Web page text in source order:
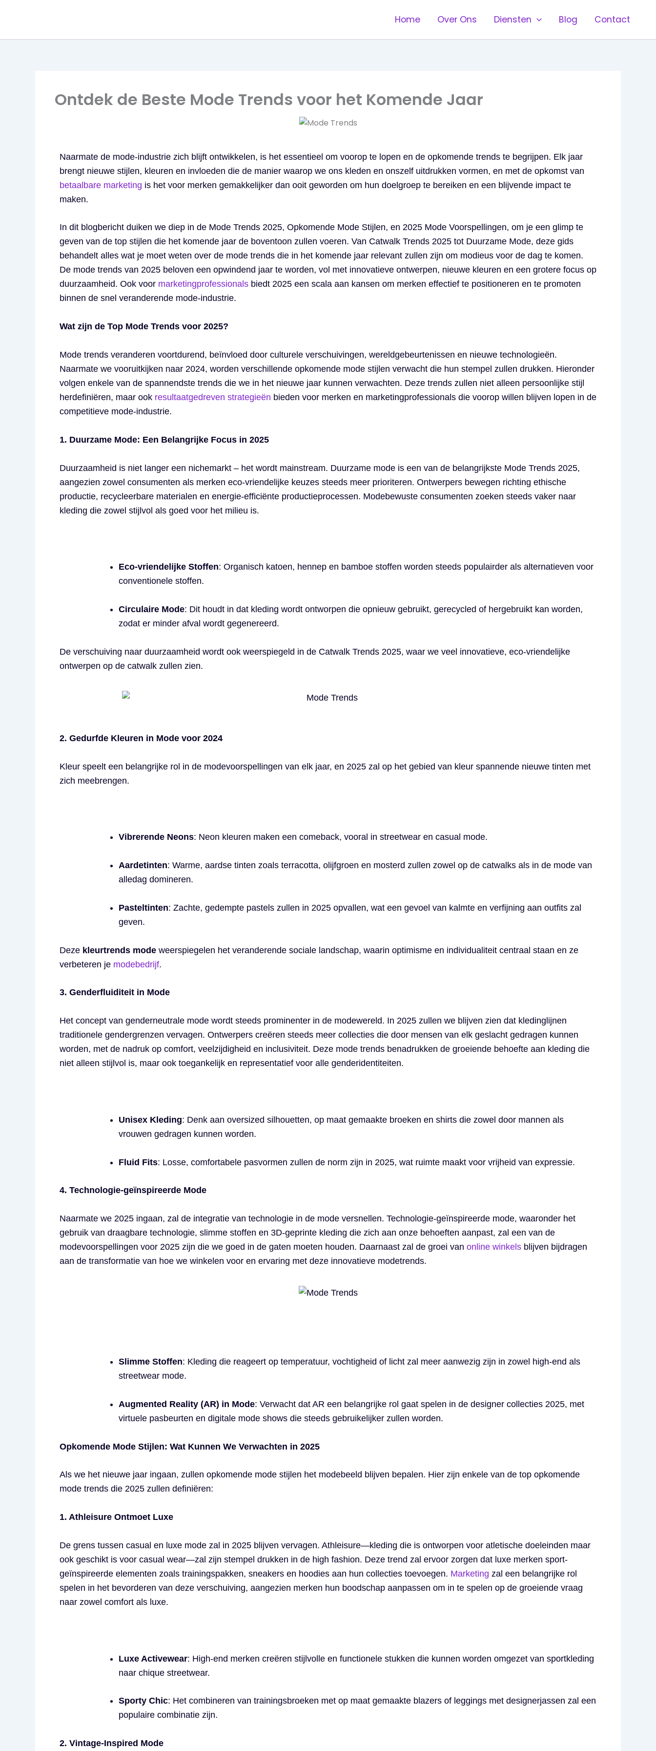
Home Over Ons Diensten Blog Contact
Ontdek de Beste Mode Trends voor het Komende Jaar
Naarmate de mode-industrie zich blijft ontwikkelen, is het essentieel om voorop te lopen en de opkomende trends te begrijpen. Elk jaar
brengt nieuwe stijlen, kleuren en invloeden die de manier waarop we ons kleden en onszelf uitdrukken vormen, en met de opkomst van
betaalbare marketing is het voor merken gemakkelijker dan ooit geworden om hun doelgroep te bereiken en een blijvende impact te
maken.
In dit blogbericht duiken we diep in de Mode Trends 2025, Opkomende Mode Stijlen, en 2025 Mode Voorspellingen, om je een glimp te
geven van de top stijlen die het komende jaar de boventoon zullen voeren. Van Catwalk Trends 2025 tot Duurzame Mode, deze gids
behandelt alles wat je moet weten over de mode trends die in het komende jaar relevant zullen zijn om modieus voor de dag te komen.
De mode trends van 2025 beloven een opwindend jaar te worden, vol met innovatieve ontwerpen, nieuwe kleuren en een grotere focus op
duurzaamheid. Ook voor marketingprofessionals biedt 2025 een scala aan kansen om merken effectief te positioneren en te promoten
binnen de snel veranderende mode-industrie.
Wat zijn de Top Mode Trends voor 2025?
Mode trends veranderen voortdurend, beïnvloed door culturele verschuivingen, wereldgebeurtenissen en nieuwe technologieën.
Naarmate we vooruitkijken naar 2024, worden verschillende opkomende mode stijlen verwacht die hun stempel zullen drukken. Hieronder
volgen enkele van de spannendste trends die we in het nieuwe jaar kunnen verwachten. Deze trends zullen niet alleen persoonlijke stijl
herdefiniëren, maar ook resultaatgedreven strategieën bieden voor merken en marketingprofessionals die voorop willen blijven lopen in de
competitieve mode-industrie.
1. Duurzame Mode: Een Belangrijke Focus in 2025
Duurzaamheid is niet langer een nichemarkt – het wordt mainstream. Duurzame mode is een van de belangrijkste Mode Trends 2025,
aangezien zowel consumenten als merken eco-vriendelijke keuzes steeds meer prioriteren. Ontwerpers bewegen richting ethische
productie, recycleerbare materialen en energie-efficiënte productieprocessen. Modebewuste consumenten zoeken steeds vaker naar
kleding die zowel stijlvol als goed voor het milieu is.
Eco-vriendelijke Stoffen: Organisch katoen, hennep en bamboe stoffen worden steeds populairder als alternatieven voor
conventionele stoffen.
Circulaire Mode: Dit houdt in dat kleding wordt ontworpen die opnieuw gebruikt, gerecycled of hergebruikt kan worden,
zodat er minder afval wordt gegenereerd.
De verschuiving naar duurzaamheid wordt ook weerspiegeld in de Catwalk Trends 2025, waar we veel innovatieve, eco-vriendelijke
ontwerpen op de catwalk zullen zien.
2. Gedurfde Kleuren in Mode voor 2024
Kleur speelt een belangrijke rol in de modevoorspellingen van elk jaar, en 2025 zal op het gebied van kleur spannende nieuwe tinten met
zich meebrengen.
Vibrerende Neons: Neon kleuren maken een comeback, vooral in streetwear en casual mode.
Aardetinten: Warme, aardse tinten zoals terracotta, olijfgroen en mosterd zullen zowel op de catwalks als in de mode van
alledag domineren.
Pasteltinten: Zachte, gedempte pastels zullen in 2025 opvallen, wat een gevoel van kalmte en verfijning aan outfits zal
geven.
Deze kleurtrends mode weerspiegelen het veranderende sociale landschap, waarin optimisme en individualiteit centraal staan en ze
verbeteren je modebedrijf.
3. Genderfluiditeit in Mode
Het concept van genderneutrale mode wordt steeds prominenter in de modewereld. In 2025 zullen we blijven zien dat kledinglijnen
traditionele gendergrenzen vervagen. Ontwerpers creëren steeds meer collecties die door mensen van elk geslacht gedragen kunnen
worden, met de nadruk op comfort, veelzijdigheid en inclusiviteit. Deze mode trends benadrukken de groeiende behoefte aan kleding die
niet alleen stijlvol is, maar ook toegankelijk en representatief voor alle genderidentiteiten.
Unisex Kleding: Denk aan oversized silhouetten, op maat gemaakte broeken en shirts die zowel door mannen als
vrouwen gedragen kunnen worden.
Fluid Fits: Losse, comfortabele pasvormen zullen de norm zijn in 2025, wat ruimte maakt voor vrijheid van expressie.
4. Technologie-geïnspireerde Mode
Naarmate we 2025 ingaan, zal de integratie van technologie in de mode versnellen. Technologie-geïnspireerde mode, waaronder het
gebruik van draagbare technologie, slimme stoffen en 3D-geprinte kleding die zich aan onze behoeften aanpast, zal een van de
modevoorspellingen voor 2025 zijn die we goed in de gaten moeten houden. Daarnaast zal de groei van online winkels blijven bijdragen
aan de transformatie van hoe we winkelen voor en ervaring met deze innovatieve modetrends.
Slimme Stoffen: Kleding die reageert op temperatuur, vochtigheid of licht zal meer aanwezig zijn in zowel high-end als
streetwear mode.
Augmented Reality (AR) in Mode: Verwacht dat AR een belangrijke rol gaat spelen in de designer collecties 2025, met
virtuele pasbeurten en digitale mode shows die steeds gebruikelijker zullen worden.
Opkomende Mode Stijlen: Wat Kunnen We Verwachten in 2025
Als we het nieuwe jaar ingaan, zullen opkomende mode stijlen het modebeeld blijven bepalen. Hier zijn enkele van de top opkomende
mode trends die 2025 zullen definiëren:
1. Athleisure Ontmoet Luxe
De grens tussen casual en luxe mode zal in 2025 blijven vervagen. Athleisure—kleding die is ontworpen voor atletische doeleinden maar
ook geschikt is voor casual wear—zal zijn stempel drukken in de high fashion. Deze trend zal ervoor zorgen dat luxe merken sport-
geïnspireerde elementen zoals trainingspakken, sneakers en hoodies aan hun collecties toevoegen. Marketing zal een belangrijke rol
spelen in het bevorderen van deze verschuiving, aangezien merken hun boodschap aanpassen om in te spelen op de groeiende vraag
naar zowel comfort als luxe.
Luxe Activewear: High-end merken creëren stijlvolle en functionele stukken die kunnen worden omgezet van sportkleding
naar chique streetwear.
Sporty Chic: Het combineren van trainingsbroeken met op maat gemaakte blazers of leggings met designerjassen zal een
populaire combinatie zijn.
2. Vintage-Inspired Mode